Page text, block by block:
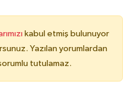
kabul etmiş bulunuyor
Yazılan yorumlardan
tutulamaz.